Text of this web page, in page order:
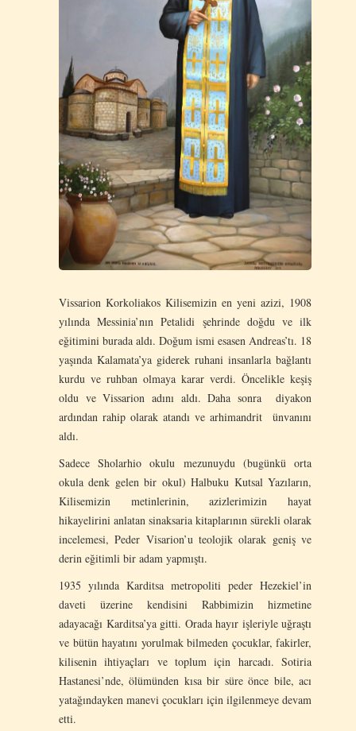
Vissarion Korkoliakos Kilisemizin en yeni azizi, 1908
yılında Messinia’nın Petalidi şehrinde doğdu ve ilk
eğitimini burada aldı. Doğum ismi esasen Andreas’tı. 18
yaşında Kalamata’ya giderek ruhani insanlarla bağlantı
kurdu ve ruhban olmaya karar verdi. Öncelikle keşiş
oldu ve Vissarion adını aldı. Daha sonra diyakon
ardından rahip olarak atandı ve arhimandrit ünvanını
aldı.
Sadece Sholarhio okulu mezunuydu (bugünkü orta
okula denk gelen bir okul) Halbuku Kutsal Yazıların,
Kilisemizin metinlerinin, azizlerimizin hayat
hikayelirini anlatan sinaksaria kitaplarının sürekli olarak
incelemesi, Peder Visarion’u teolojik olarak geniş ve
derin eğitimli bir adam yapmıştı.
1935 yılında Karditsa metropoliti peder Hezekiel’in
daveti üzerine kendisini Rabbimizin hizmetine
adayacağı Karditsa’ya gitti. Orada hayır işleriyle uğraştı
ve bütün hayatını yorulmak bilmeden çocuklar, fakirler,
kilisenin ihtiyaçları ve toplum için harcadı. Sotiria
Hastanesi’nde, ölümünden kısa bir süre önce bile, acı
yatağındayken manevi çocukları için ilgilenmeye devam
etti.